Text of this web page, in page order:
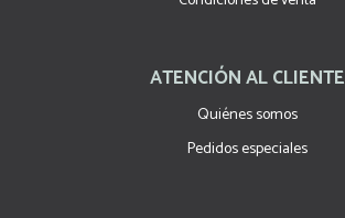
ATENCIÓN AL CLIENTE
Quiénes somos
Pedidos especiales